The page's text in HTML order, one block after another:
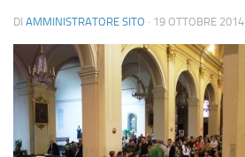
DI AMMINISTRATORE SITO · 19 OTTOBRE 2014